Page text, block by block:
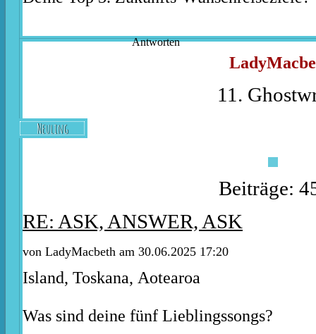
Antworten
11.
Neuling
Beiträge:
RE: ASK, ANSWER, ASK
von LadyMacbeth am 30.06.2025 17:20
Island, Toskana, Aotearoa
Was sind deine fünf Lieblingssongs?